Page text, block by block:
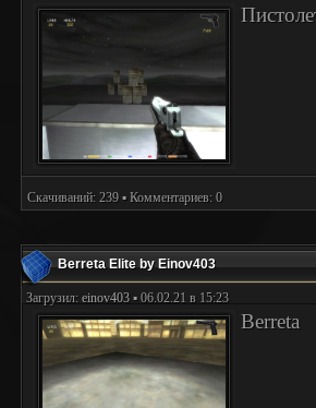
Скачиваний: 239 ▪ Комментариев: 0
Berreta Elite by Einov403
Загрузил: einov403 ▪ 06.02.21 в 15:23
Berreta